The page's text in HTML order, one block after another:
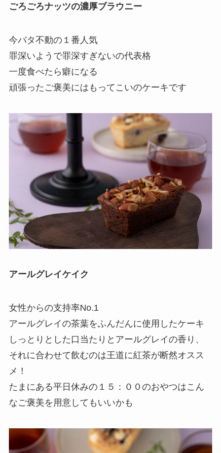
ごろごろナッツの濃厚ブラウニー
今バタ不動の１番人気
罪深いようで罪深すぎないの代表格
一度食べたら癖になる
頑張ったご褒美にはもってこいのケーキです
アールグレイケイク
女性からの支持率No.1
アールグレイの茶葉をふんだんに使用したケーキ
しっとりとした口当たりとアールグレイの香り、
それに合わせて飲むのは王道に紅茶が断然オスス
メ！
たまにある平日休みの１５：００のおやつはこん
なご褒美を用意してもいいかも